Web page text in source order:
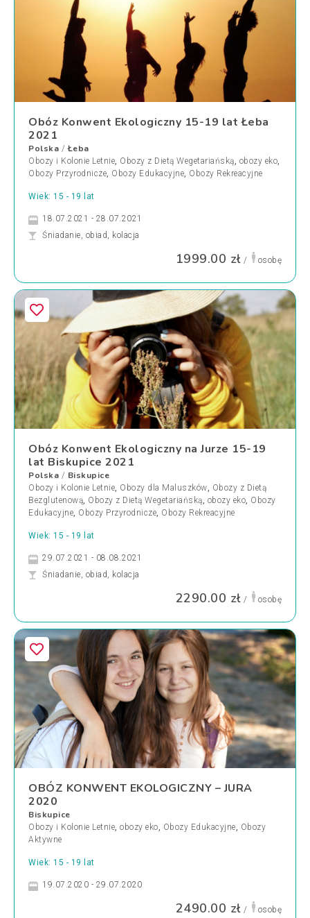
Obóz Konwent Ekologiczny 15-19 lat Łeba
2021
Polska /Łeba
Obozy i Kolonie Letnie, Obozy z Dietą Wegetariańską, obozy eko,
Obozy Przyrodnicze, Obozy Edukacyjne, Obozy Rekreacyjne
Wiek: 15 - 19 lat
18.07.2021 - 28.07.2021
Śniadanie, obiad, kolacja
1999.00 zł / osobę
Obóz Konwent Ekologiczny na Jurze 15-19
lat Biskupice 2021
Polska / Biskupice
Obozy i Kolonie Letnie, Obozy dla Maluszków, Obozy z Dietą
Bezglutenową, Obozy z Dietą Wegetariańską, obozy eko, Obozy
Edukacyjne, Obozy Przyrodnicze, Obozy Rekreacyjne
Wiek: 15 - 19 lat
29.07.2021 - 08.08.2021
Śniadanie, obiad, kolacja
2290.00 zł / osobę
OBÓZ KONWENT EKOLOGICZNY – JURA
2020
Biskupice
Obozy i Kolonie Letnie, obozy eko, Obozy Edukacyjne, Obozy
Aktywne
Wiek: 15 - 19 lat
19.07.2020 - 29.07.2020
2490.00 zł / osobę